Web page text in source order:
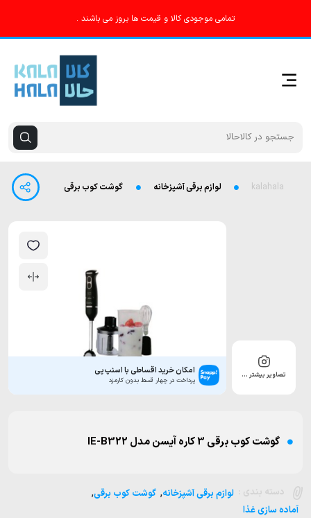
تمامی موجودی کالا و قیمت ها بروز می باشند .
kalahala لوازم برقی آشپزخانه گوشت کوب برقی 3 کاره آیسن مدل IE-B322
تصاویر بیشتر … امکان خرید اقساطی با اسنپ‌پی
پرداخت در چهار قسط بدون کارمزد
گوشت کوب برقی 3 کاره آیسن مدل IE-B322
لوازم برقی آشپزخانه, گوشت کوب برقی,
آماده سازی غذا